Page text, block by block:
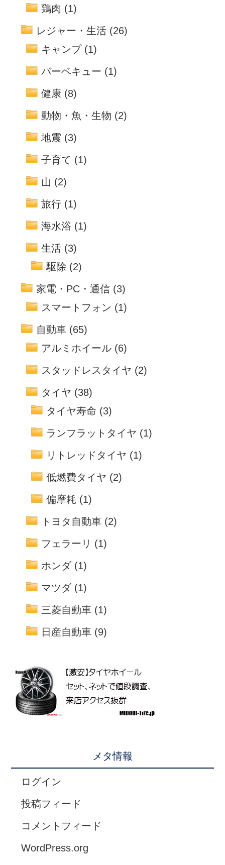
鶏肉 (1)
レジャー・生活 (26)
キャンプ(1)
バーベキュー (1)
健康 (8)
動物・魚・生物 (2)
地震 (3)
子育て (1)
山 (2)
旅行 (1)
海水浴 (1)
生活 (3)
駆除 (2)
家電・PC・通信 (3)
スマートフォン (1)
自動車 (65)
アルミホイール (6)
スタッドレスタイヤ (2)
タイヤ (38)
タイヤ寿命 (3)
ランフラットタイヤ (1)
リトレッドタイヤ (1)
低燃費タイヤ (2)
偏摩耗 (1)
トヨタ自動車 (2)
フェラーリ (1)
ホンダ(1)
マツダ(1)
三菱自動車 (1)
日産自動車 (9)
メタ情報
ログイン
投稿フィード
コメントフィード
WordPress.org